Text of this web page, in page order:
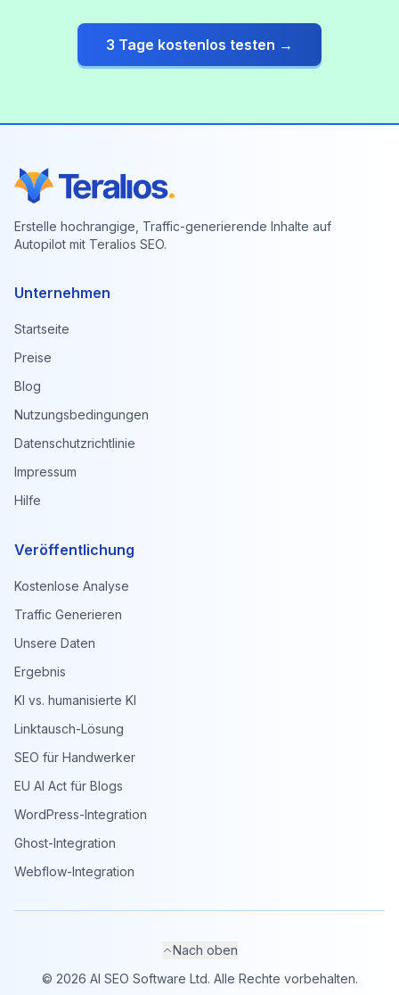
3 Tage kostenlos testen →
Erstelle hochrangige, Traffic-generierende Inhalte auf
Autopilot mit Teralios SEO.
Unternehmen
Startseite
Preise
Blog
Nutzungsbedingungen
Datenschutzrichtlinie
Impressum
Hilfe
Veröffentlichung
Kostenlose Analyse
Traffic Generieren
Unsere Daten
Ergebnis
KI vs. humanisierte KI
Linktausch-Lösung
SEO für Handwerker
EU AI Act für Blogs
WordPress-Integration
Ghost-Integration
Webflow-Integration
Nach oben
© 2026 AI SEO Software Ltd. Alle Rechte vorbehalten.